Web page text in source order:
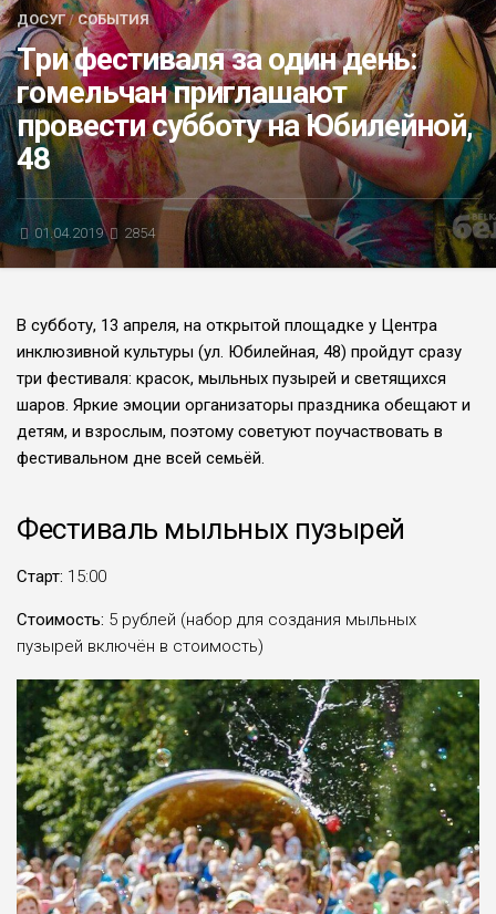
БЛИЦ-ОПРОС
АФИША
ДОСУГ/СОБЫТИЯ
Три фестиваля за один день:
гомельчан приглашают
провести субботу на Юбилейной,
48
01.04.2019 2854
В субботу, 13 апреля, на открытой площадке у Центра
инклюзивной культуры (ул. Юбилейная, 48) пройдут сразу
три фестиваля: красок, мыльных пузырей и светящихся
шаров. Яркие эмоции организаторы праздника обещают и
детям, и взрослым, поэтому советуют поучаствовать в
фестивальном дне всей семьёй.
Фестиваль мыльных пузырей
Старт: 15:00
Стоимость: 5 рублей (набор для создания мыльных
пузырей включён в стоимость)